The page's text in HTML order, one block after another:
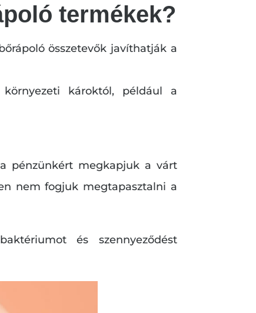
termékek?
összetevők javíthatják a
károktól, például a
pénzünkért megkapjuk a várt
nem fogjuk megtapasztalni a
és szennyeződést